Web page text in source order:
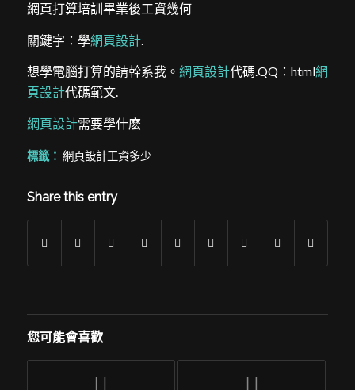
網頁打算培訓畢業後工資幾何
關鍵字：學網頁設計.
想學電腦打算的請幹系我。 網頁設計代碼.QQ：html網
頁設計代碼範文.
網頁設計需要學什麽
標籤： 網頁設計工資多少
Share this entry
您可能會喜歡